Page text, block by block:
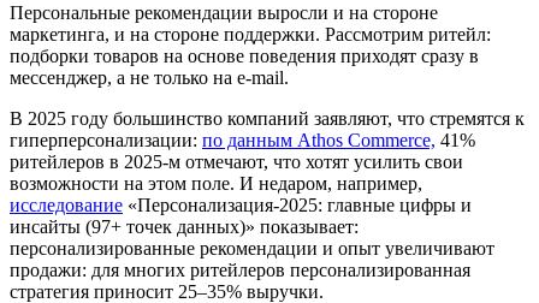
Персональные рекомендации выросли и на стороне
маркетинга, и на стороне поддержки. Рассмотрим ритейл:
подборки товаров на основе поведения приходят сразу в
мессенджер, а не только на e-mail.
В 2025 году большинство компаний заявляют, что стремятся к
гиперперсонализации: по данным Athos Commerce, 41%
ритейлеров в 2025-м отмечают, что хотят усилить свои
возможности на этом поле. И недаром, например,
исследование «Персонализация-2025: главные цифры и
инсайты (97+ точек данных)» показывает:
персонализированные рекомендации и опыт увеличивают
продажи: для многих ритейлеров персонализированная
стратегия приносит 25–35% выручки.